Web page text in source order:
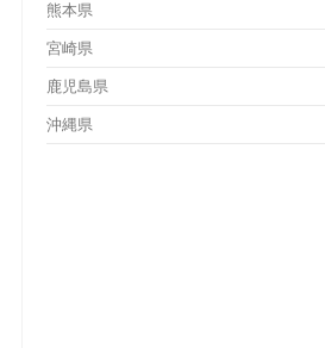
熊本県
宮崎県
鹿児島県
沖縄県